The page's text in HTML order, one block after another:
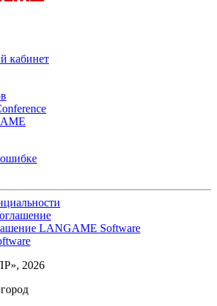
кабинет
LANGAME Software
2026